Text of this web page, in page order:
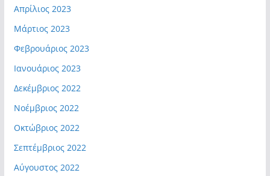
Απρίλιος 2023
Μάρτιος 2023
Φεβρουάριος 2023
Ιανουάριος 2023
Δεκέμβριος 2022
Νοέμβριος 2022
Οκτώβριος 2022
Σεπτέμβριος 2022
Αύγουστος 2022